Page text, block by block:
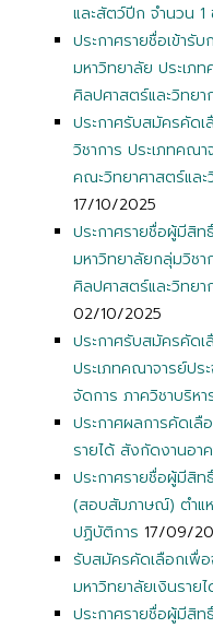
และสัตว์ปีก จำนวน 1
ประกาศรายชื่อเข้ารั
มหาวิทยาลัย ประเภ
ศิลปศาสตร์และวิทยา
ประกาศรับสมัครคัด
วิชาการ ประเภทคณ
คณะวิทยาศาสตร์แล
17/10/2025
ประกาศรายชื่อผู้มีสิ
มหาวิทยาลัยกลุ่มวิช
ศิลปศาสตร์และวิทย
02/10/2025
ประกาศรับสมัครคัด
ประเภทคณาจารย์ป
จัดการ ภาควิชาบริหา
ประกาศผลการคัดเ
รายได้ สังกัดงานอา
ประกาศรายชื่อผู้มีสิท
(สอบสัมภาษณ์) ตำแ
ปฏิบัติการ 17/09/
รับสมัครคัดเลือกเพื่
มหาวิทยาลัยเงินราย
ประกาศรายชื่อผู้มีสิท